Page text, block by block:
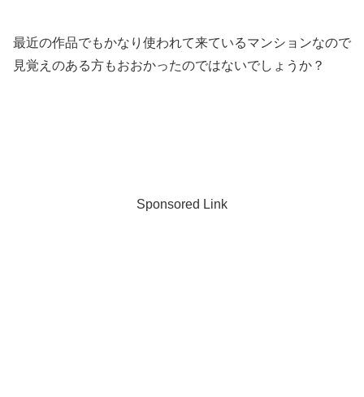
最近の作品でもかなり使われて来ているマンションなので
見覚えのある方もおおかったのではないでしょうか？
Sponsored Link